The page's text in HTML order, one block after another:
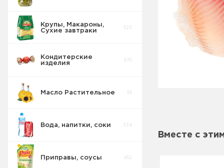
Крупы, Макароны,
Сухие завтраки
523
Кондитерские
изделия
670
Масло Растительное 39
Вода, напитки, соки 334
Приправы, соусы 452
Вместе с